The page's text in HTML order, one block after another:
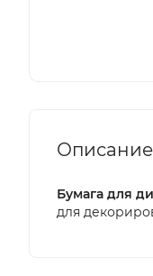
Описание
Бумага для
для